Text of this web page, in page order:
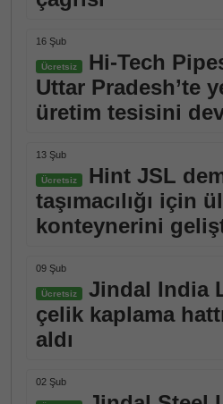
16 Şub
Ücretsiz
Hi-Tech
Uttar Pradesh’te
üretim tesisini
13 Şub
Ücretsiz
Hint JSL
taşımacılığı için
konteynerini
09 Şub
Ücretsiz
Jindal India
çelik kaplama
aldı
02 Şub